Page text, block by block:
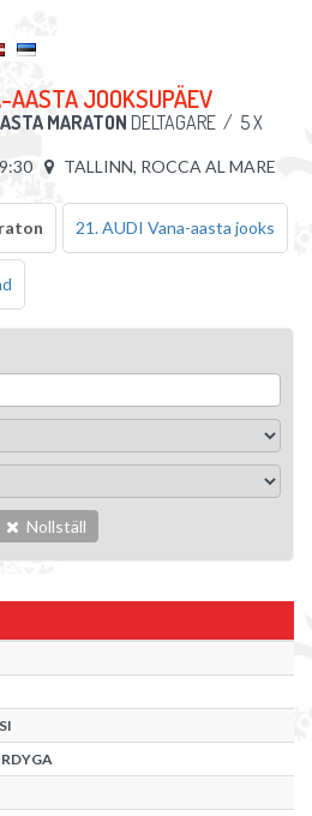
AASTA JOOKSUPÄEV
MARATON DELTAGARE / 5 X
TALLINN, ROCCA AL MARE
21. AUDI Vana-aasta jooks
Nollställ